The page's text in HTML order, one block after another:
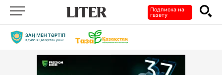
Подписка на
газету